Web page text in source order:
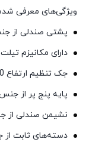
ویژگی‌های معرفی
پشتی صندلی از
دارای مکانیزم
جک تنظیم ارتفاع 10 سانتی‌متری
پایه پنج پر از
نشیمن صندلی از
دسته‌های ثابت از